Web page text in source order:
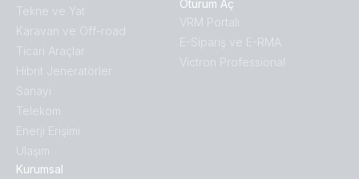
Tekne ve Yat
Karavan ve Off-road
Ticari Araçlar
Hibrit Jeneratörler
Sanayi
Telekom
Enerji Erişimi
Ulaşım
Kurumsal
Oturum Aç
VRM Portalı
E-Sipariş ve E-RMA
Victron Professional